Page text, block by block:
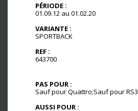
PÉRIODE :
01.09.12 au 01.02.20
VARIANTE :
SPORTBACK
REF :
643700
PAS POUR :
Sauf pour Quattro;Sauf pour
AUSSI POUR :